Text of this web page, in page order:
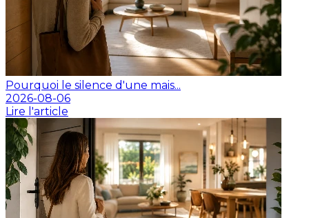
Pourquoi le silence d'une mais...
2026-08-06
Lire l'article